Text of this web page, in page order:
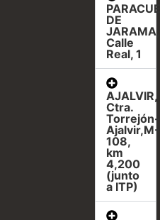
DE
JARAMA,
Calle
Real, 1
AJALVIR,
Ctra.
Torrejón-
Ajalvir,M-
108,
km
4,200
(junto
a ITP)